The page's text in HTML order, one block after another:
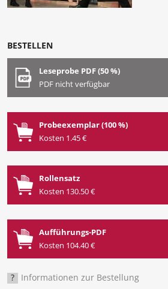
BESTELLEN
Leseprobe PDF (50 %)
PDF nicht verfügbar
Probeexemplar (100 %)
Kosten 1.45 €
Rollensatz
Kosten 130.50 €
Aufführungs-PDF
Kosten 104.40 €
? Informationen zur Bestellung